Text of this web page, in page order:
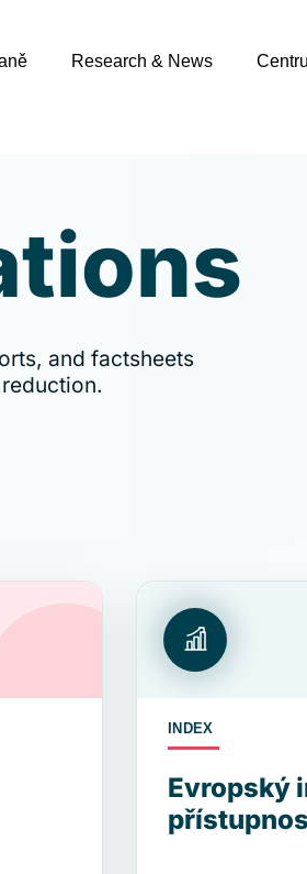
Research & News
and factsheets
INDEX
Evropský